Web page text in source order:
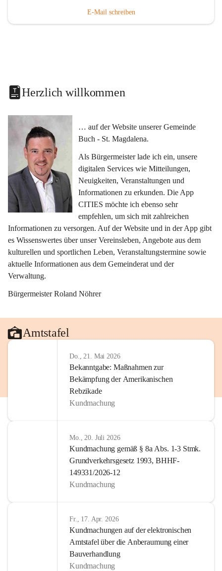
E-Mail schreiben
Herzlich willkommen
… auf der Website unserer Gemeinde
Buch - St. Magdalena.
Als Bürgermeister lade ich ein, unsere
digitalen Services wie Mitteilungen,
Neuigkeiten, Veranstaltungen und
Informationen zu erkunden. Die App
CITIES möchte ich ebenso sehr
empfehlen, um sich mit zahlreichen
Informationen zu versorgen. Auf der Website und in der App gibt
es Wissenswertes über unser Vereinsleben, Angebote aus dem
kulturellen und sportlichen Leben, Veranstaltungstermine sowie
aktuelle Informationen aus dem Gemeinderat und der
Verwaltung.
Bürgermeister Roland Nöhrer
Amtstafel
Do., 21. Mai 2026
Bekanntgabe: Maßnahmen zur
Bekämpfung der Amerikanischen
Rebzikade
Kundmachung
Mo., 20. Juli 2026
Kundmachung gemäß § 8a Abs. 1-3 Stmk.
Grundverkehrsgesetz 1993, BHHF-
149331/2026-12
Kundmachung
Fr., 17. Apr. 2026
Kundmachungen auf der elektronischen
Amtstafel über die Anberaumung einer
Bauverhandlung
Kundmachung